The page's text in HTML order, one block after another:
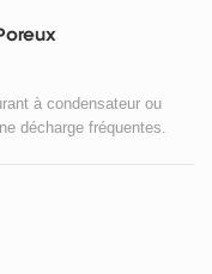
à condensateur ou
décharge fréquentes.